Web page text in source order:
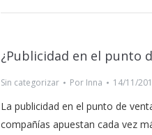
¿Publicidad en el punto
Sin categorizar Por Inna 14/11/
La publicidad en el punto de
compañías apuestan cada vez